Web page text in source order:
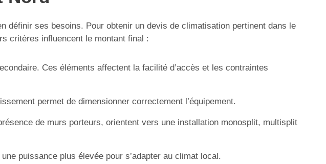
définir ses besoins. Pour obtenir un devis de climatisation pertinent dans le
critères influencent le montant final :
Ces éléments affectent la facilité d’accès et les contraintes
permet de dimensionner correctement l’équipement.
de murs porteurs, orientent vers une installation monosplit, multisplit
puissance plus élevée pour s’adapter au climat local.